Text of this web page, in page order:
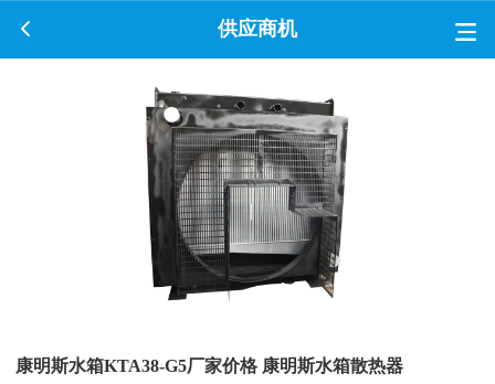
供应商机
康明斯水箱KTA38-G5厂家价格 康明斯水箱散热器